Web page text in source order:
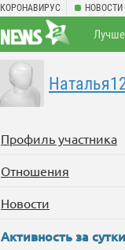
КОРОНАВИРУС НОВОСТИ
Профиль участника
Отношения
Новости
Активность за сутки